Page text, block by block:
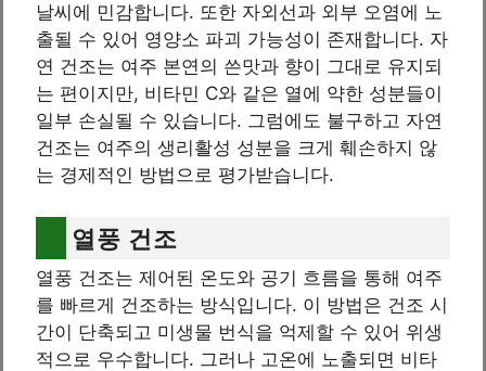
날씨에 민감합니다. 또한 자외선과 외부 오염에 노
출될 수 있어 영양소 파괴 가능성이 존재합니다. 자
연 건조는 여주 본연의 쓴맛과 향이 그대로 유지되
는 편이지만, 비타민 C와 같은 열에 약한 성분들이
일부 손실될 수 있습니다. 그럼에도 불구하고 자연
건조는 여주의 생리활성 성분을 크게 훼손하지 않
는 경제적인 방법으로 평가받습니다.
열풍 건조
열풍 건조는 제어된 온도와 공기 흐름을 통해 여주
를 빠르게 건조하는 방식입니다. 이 방법은 건조 시
간이 단축되고 미생물 번식을 억제할 수 있어 위생
적으로 우수합니다. 그러나 고온에 노출되면 비타